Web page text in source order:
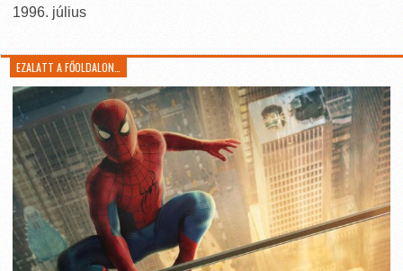
1996. július
EZALATT A FŐOLDALON…